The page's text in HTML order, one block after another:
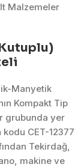
Malzemeler
Manyetik
Kompakt Tip
grubunda yer
CET-12377
Tekirdağ,
makine ve